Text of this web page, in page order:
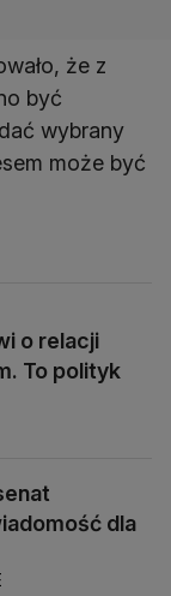
że z
być
wybrany
może być
o relacji
To polityk
dla